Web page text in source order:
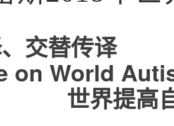
交替传译
on World
世界提高